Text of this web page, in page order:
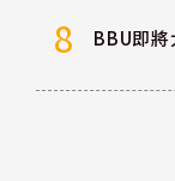
8 BBU即